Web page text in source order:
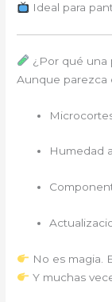
Ideal para
¿Por qué una
Aunque parezca
Humedad
No es magia.
Y muchas